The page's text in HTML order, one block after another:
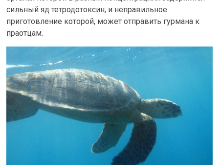
сильный яд тетродотоксин, и неправильное
приготовление которой, может отправить гурмана к
праотцам.